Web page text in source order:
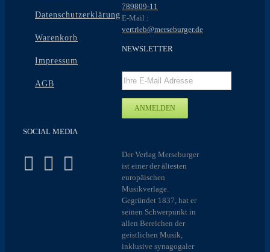
Datenschutzerklärung
Warenkorb
Impressum
AGB
SOCIAL MEDIA
789809-11
E-Mail :
vertrieb@merseburger.de
NEWSLETTER
Der Verlag Merseburger
ist einer der ältesten
europäischen
Musikverlage.
Gegründet 1837, hat er
seinen Schwerpunkt in
allen Bereichen der
geistlichen Musik,
inklusive synagogaler